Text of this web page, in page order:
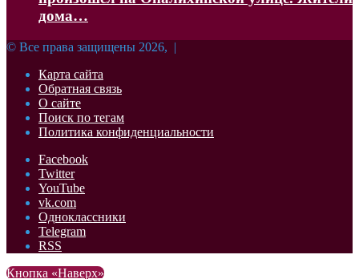
дома…
© Все права защищены 2026, |
Карта сайта
Обратная связь
О сайте
Поиск по тегам
Политика конфиденциальности
Facebook
Twitter
YouTube
vk.com
Одноклассники
Telegram
RSS
Кнопка «Наверх»